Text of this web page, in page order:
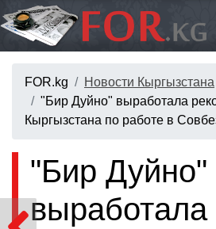
FOR.kg
Новости Кыргызстана
"Бир Дуйно" выработала
Кыргызстана по работе в
"Бир Дуйно"
выработала